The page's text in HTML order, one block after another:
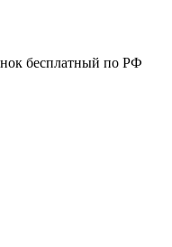
бесплатный по РФ